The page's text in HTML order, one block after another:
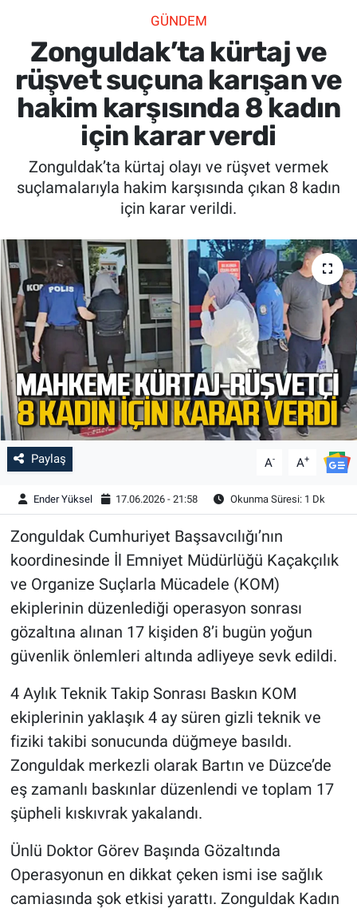
GÜNDEM
Zonguldak’ta kürtaj ve
rüşvet suçuna karışan ve
hakim karşısında 8 kadın
için karar verdi
Zonguldak’ta kürtaj olayı ve rüşvet vermek
suçlamalarıyla hakim karşısında çıkan 8 kadın
için karar verildi.
Paylaş A- A+
Ender Yüksel 17.06.2026 - 21:58 Okunma Süresi: 1 Dk
Zonguldak Cumhuriyet Başsavcılığı’nın
koordinesinde İl Emniyet Müdürlüğü Kaçakçılık
ve Organize Suçlarla Mücadele (KOM)
ekiplerinin düzenlediği operasyon sonrası
gözaltına alınan 17 kişiden 8’i bugün yoğun
güvenlik önlemleri altında adliyeye sevk edildi.
4 Aylık Teknik Takip Sonrası Baskın KOM
ekiplerinin yaklaşık 4 ay süren gizli teknik ve
fiziki takibi sonucunda düğmeye basıldı.
Zonguldak merkezli olarak Bartın ve Düzce’de
eş zamanlı baskınlar düzenlendi ve toplam 17
şüpheli kıskıvrak yakalandı.
Ünlü Doktor Görev Başında Gözaltında
Operasyonun en dikkat çeken ismi ise sağlık
camiasında şok etkisi yarattı. Zonguldak Kadın
SAĞLIK